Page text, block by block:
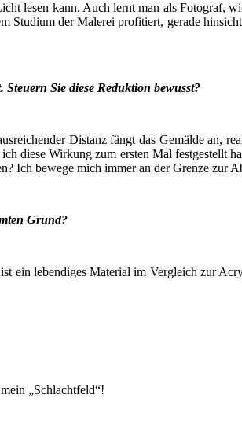
lesen kann. Auch lernt man als Foto­graf,
der Male­rei pro­fi­tiert, gera­de
Sie die­se Reduk­ti­on bewusst?
Distanz fängt das Gemäl­de an,
die­se Wir­kung zum ers­ten Mal fest­ge­stellt
Ich bewe­ge mich immer an der Gren­ze
Grund?
leben­di­ges Mate­ri­al im Ver­gleich zur
„Schlacht­feld“!